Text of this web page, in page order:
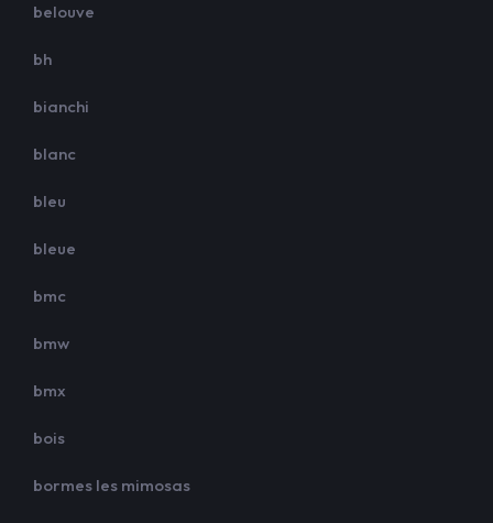
belouve
bh
bianchi
blanc
bleu
bleue
bmc
bmw
bmx
bois
bormes les mimosas